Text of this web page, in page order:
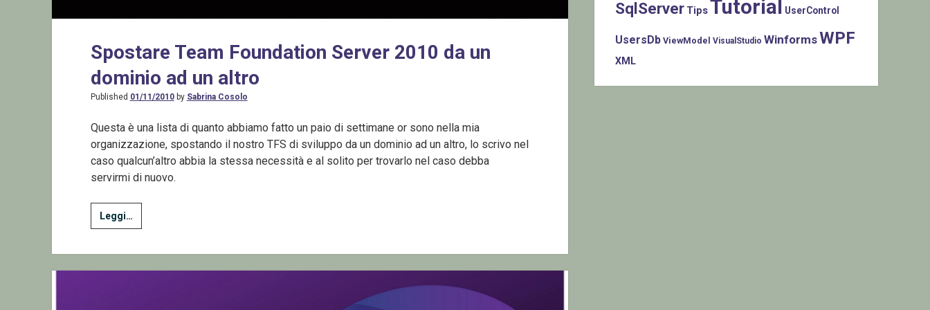
Spostare Team Foundation Server 2010 da un
dominio ad un altro
Published 01/11/2010by Sabrina Cosolo
Questa è una lista di quanto abbiamo fatto un paio di settimane or sono nella mia
organizzazione, spostando il nostro TFS di sviluppo da un dominio ad un altro, lo scrivo nel
caso qualcun’altro abbia la stessa necessità e al solito per trovarlo nel caso debba
servirmi di nuovo.
Leggi…
Team
SqlServer TipsTutorial UserControl
UsersDb ViewModel VisualStudio WinformsWPF
XML